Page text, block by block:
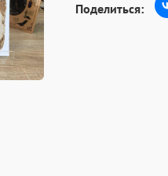
Поделиться: